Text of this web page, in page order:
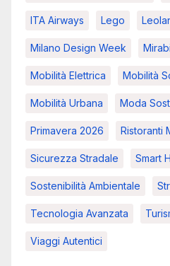
ITA Airways Lego
Milano Design Week
Mobilità Elettrica Mobilità
Mobilità Urbana Moda
Primavera 2026 Ristoranti
Sicurezza Stradale Smart
Sostenibilità Ambientale
Tecnologia Avanzata
Viaggi Autentici